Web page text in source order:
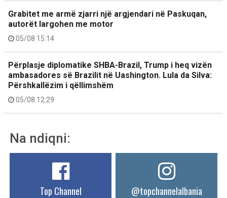
Grabitet me armë zjarri një argjendari në Paskuqan,
autorët largohen me motor
05/08 15:14
Përplasje diplomatike SHBA-Brazil, Trump i heq vizën
ambasadores së Brazilit në Uashington. Lula da Silva:
Përshkallëzim i qëllimshëm
05/08 12:29
Na ndiqni:
Top Channel @topchannelalbania